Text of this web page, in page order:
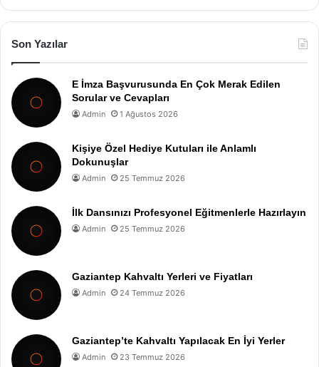
Son Yazılar
E İmza Başvurusunda En Çok Merak Edilen
Sorular ve Cevapları
Admin 1 Ağustos 2026
Kişiye Özel Hediye Kutuları ile Anlamlı
Dokunuşlar
Admin 25 Temmuz 2026
İlk Dansınızı Profesyonel Eğitmenlerle Hazırlayın
Admin 25 Temmuz 2026
Gaziantep Kahvaltı Yerleri ve Fiyatları
Admin 24 Temmuz 2026
Gaziantep’te Kahvaltı Yapılacak En İyi Yerler
Admin 23 Temmuz 2026